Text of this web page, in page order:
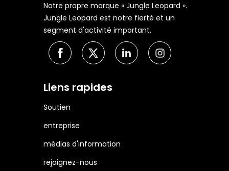
Notre propre marque « Jungle Leopard ».
Jungle Leopard est notre fierté et un
segment d'activité important.
Liens rapides
Soutien
entreprise
médias d'information
rejoignez-nous